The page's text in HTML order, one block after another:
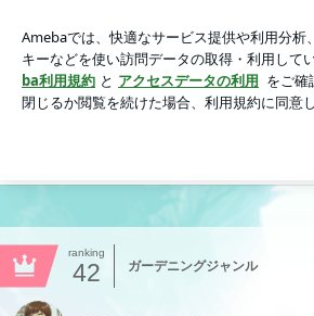
アプリをダウンロードして ブログの更新通知
ょう。
ranking
42 ガーデニングジャンル